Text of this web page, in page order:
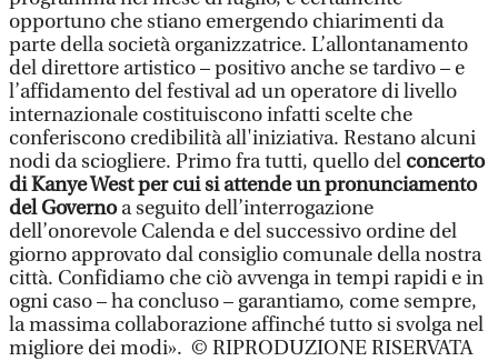
opportuno che stiano emergendo chiarimenti da
parte della società organizzatrice. L’allontanamento
del direttore artistico – positivo anche se tardivo – e
l’affidamento del festival ad un operatore di livello
internazionale costituiscono infatti scelte che
conferiscono credibilità all'iniziativa. Restano alcuni
nodi da sciogliere. Primo fra tutti, quello del concerto
di Kanye West per cui si attende un pronunciamento
del Governoa seguito dell’interrogazione
dell’onorevole Calenda e del successivo ordine del
giorno approvato dal consiglio comunale della nostra
città. Confidiamo che ciò avvenga in tempi rapidi e in
ogni caso – ha concluso – garantiamo, come sempre,
la massima collaborazione affinché tutto si svolga nel
migliore dei modi». © RIPRODUZIONE RISERVATA